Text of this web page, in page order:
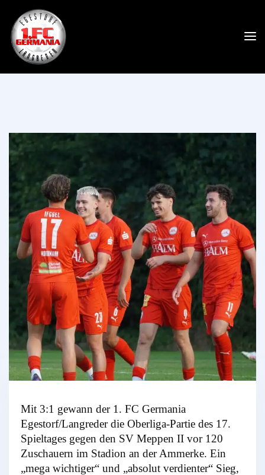
Mit 3:1 gewann der 1. FC Germania
Egestorf/Langreder die Oberliga-Partie des 17.
Spieltages gegen den SV Meppen II vor 120
Zuschauern im Stadion an der Ammerke. Ein
„mega wichtiger“ und „absolut verdienter“ Sieg,